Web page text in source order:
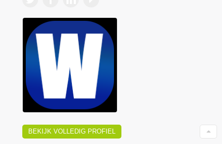
BEKIJK VOLLEDIG PROFIEL